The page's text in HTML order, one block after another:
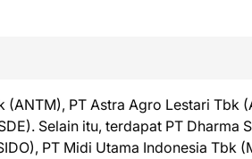
PT Astra Agro Lestari Tbk
Selain itu, terdapat PT Dharma
PT Midi Utama Indonesia Tbk